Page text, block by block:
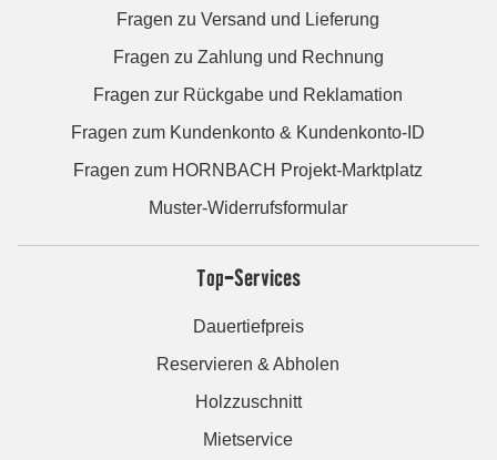
Fragen zu Versand und Lieferung
Fragen zu Zahlung und Rechnung
Fragen zur Rückgabe und Reklamation
Fragen zum Kundenkonto & Kundenkonto-ID
Fragen zum HORNBACH Projekt-Marktplatz
Muster-Widerrufsformular
Top-Services
Dauertiefpreis
Reservieren & Abholen
Holzzuschnitt
Mietservice